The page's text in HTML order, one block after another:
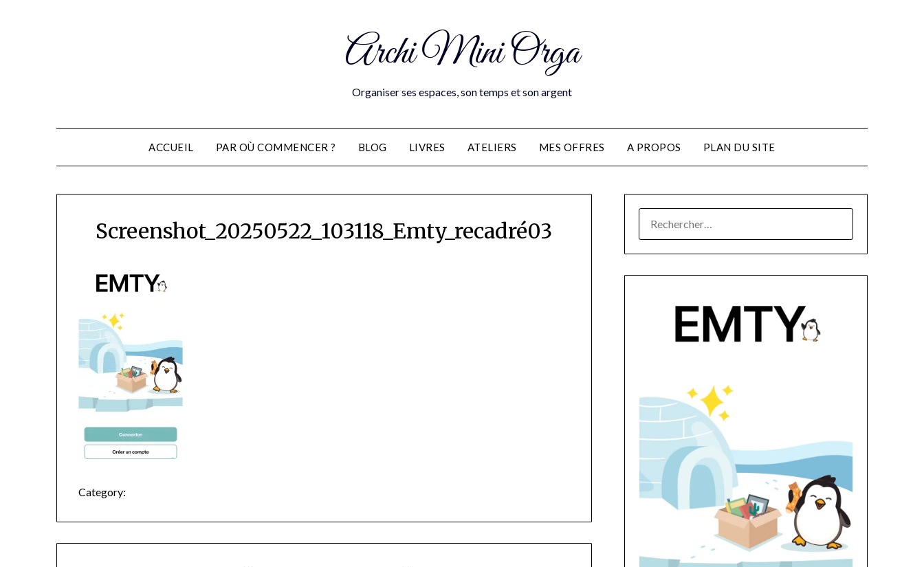
Archi Mini Orga
Organiser ses espaces, son temps et son argent
ACCUEIL PAR OÙ COMMENCER ? BLOG LIVRES ATELIERS MES OFFRES A PROPOS PLAN DU SITE
Screenshot_20250522_103118_Emty_recadré03
Category: